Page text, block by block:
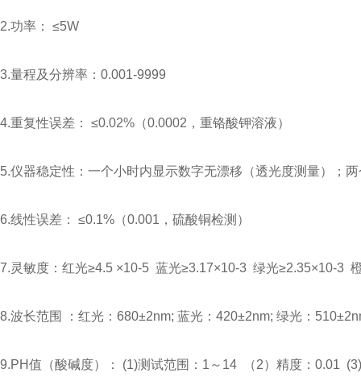
2.功率： ≤5W
3.量程及分辨率：0.001-9999
4.重复性误差： ≤0.02%（0.0002，重铬酸钾溶液）
5.仪器稳定性：一个小时内显示数字无漂移（透光度测量）；
6.线性误差： ≤0.1%（0.001，硫酸铜检测）
7.灵敏度：红光≥4.5 ×10-5 蓝光≥3.17×10-3 绿光≥2.35×10-3
8.波长范围 ：红光：680±2nm; 蓝光：420±2nm; 绿光：
9.PH值（酸碱度）： (1)测试范围：1～14 （2）精度：0.01